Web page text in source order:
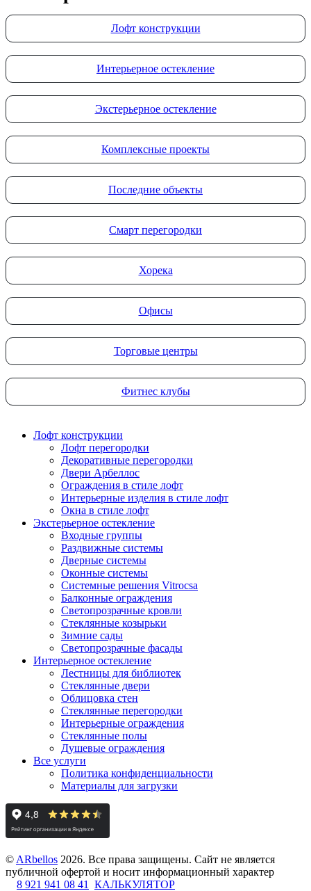
Лофт конструкции
Интерьерное остекление
Экстерьерное остекление
Комплексные проекты
Последние объекты
Смарт перегородки
Хорека
Офисы
Торговые центры
Фитнес клубы
Лофт конструкции
Лофт перегородки
Декоративные перегородки
Двери Арбеллос
Ограждения в стиле лофт
Интерьерные изделия в стиле лофт
Окна в стиле лофт
Экстерьерное остекление
Входные группы
Раздвижные системы
Дверные системы
Оконные системы
Системные решения Vitrocsa
Балконные ограждения
Светопрозрачные кровли
Стеклянные козырьки
Зимние сады
Светопрозрачные фасады
Интерьерное остекление
Лестницы для библиотек
Стеклянные двери
Облицовка стен
Стеклянные перегородки
Интерьерные ограждения
Стеклянные полы
Душевые ограждения
Все услуги
Политика конфиденциальности
Материалы для загрузки
© ARbellos 2026. Все права защищены. Сайт не является
публичной офертой и носит информационный характер
8 921 941 08 41
КАЛЬКУЛЯТОР